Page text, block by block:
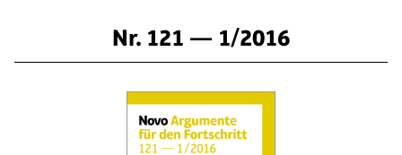
Nr. 121 — 1/2016